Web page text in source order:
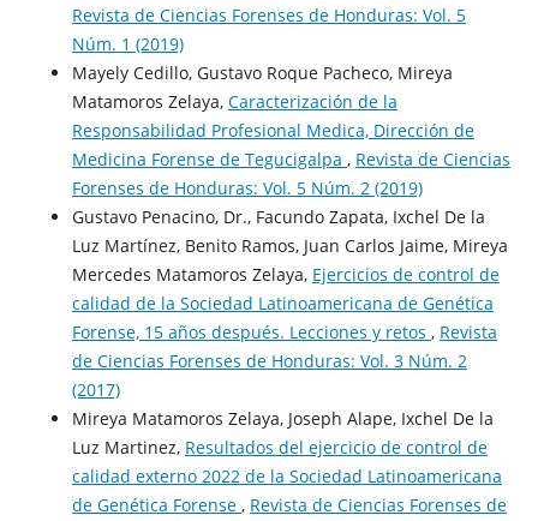
Revista de Ciencias Forenses de Honduras: Vol. 5
Núm. 1 (2019)
Mayely Cedillo, Gustavo Roque Pacheco, Mireya
Matamoros Zelaya, Caracterización de la
Responsabilidad Profesional Medica, Dirección de
Medicina Forense de Tegucigalpa , Revista de Ciencias
Forenses de Honduras: Vol. 5 Núm. 2 (2019)
Gustavo Penacino, Dr., Facundo Zapata, Ixchel De la
Luz Martínez, Benito Ramos, Juan Carlos Jaime, Mireya
Mercedes Matamoros Zelaya, Ejercicios de control de
calidad de la Sociedad Latinoamericana de Genética
Forense, 15 años después. Lecciones y retos , Revista
de Ciencias Forenses de Honduras: Vol. 3 Núm. 2
(2017)
Mireya Matamoros Zelaya, Joseph Alape, Ixchel De la
Luz Martinez, Resultados del ejercicio de control de
calidad externo 2022 de la Sociedad Latinoamericana
de Genética Forense , Revista de Ciencias Forenses de